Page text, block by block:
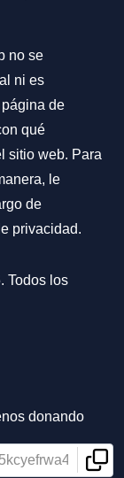
no se
ni es
de
qué
sitio web. Para
le
de
privacidad.
Todos los
donando